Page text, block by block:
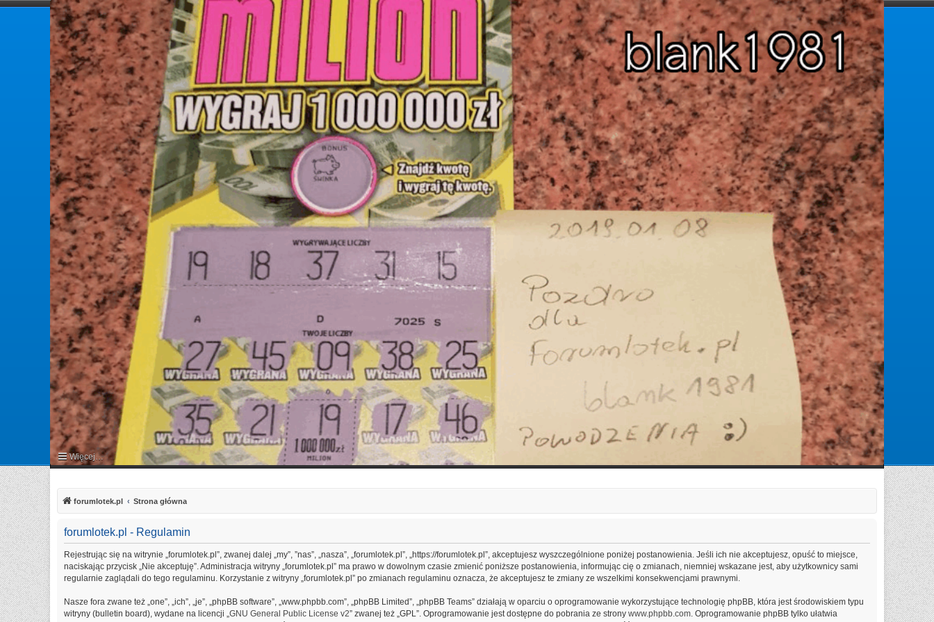
forumlotek.pl
Forum gier liczbowych
Więcej… Zaloguj się
Zarejestruj się
forumlotek.pl Strona główna
forumlotek.pl - Regulamin
Rejestrując się na witrynie „forumlotek.pl”, zwanej dalej „my”, ”nas”, „nasza”, „forumlotek.pl”, „https://forumlotek.pl”, akceptujesz wyszczególnione poniżej postanowienia. Jeśli ich nie akceptujesz, opuść to miejsce,
naciskając przycisk „Nie akceptuję”. Administracja witryny „forumlotek.pl” ma prawo w dowolnym czasie zmienić poniższe postanowienia, informując cię o zmianach, niemniej wskazane jest, aby użytkownicy sami
regularnie zaglądali do tego regulaminu. Korzystanie z witryny „forumlotek.pl” po zmianach regulaminu oznacza, że akceptujesz te zmiany ze wszelkimi konsekwencjami prawnymi.
Nasze fora zwane też „one”, „ich”, „je”, „phpBB software”, „www.phpbb.com”, „phpBB Limited”, „phpBB Teams” działają w oparciu o oprogramowanie wykorzystujące technologię phpBB, która jest środowiskiem typu
witryny (bulletin board), wydane na licencji „GNU General Public License v2” zwanej też „GPL”. Oprogramowanie jest dostępne do pobrania ze strony www.phpbb.com. Oprogramowanie phpBB tylko ułatwia